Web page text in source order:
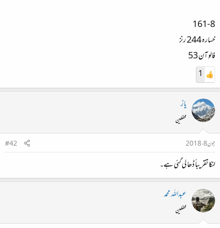
161-8
خسارہ 244 رنز
فالو آن 53
1
یاز
محفلین
جون 8، 2018
#42
لنکا تقریباً ڈھا لی گئی ہے۔
عبداللہ محمد
محفلین